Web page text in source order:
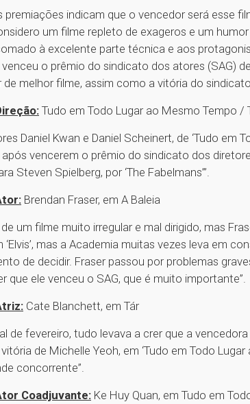
premiações indicam que o vencedor será esse
um filme repleto de exageros e um
à excelente parte técnica e aos
venceu o prêmio do sindicato dos atores (SAG)
melhor filme, assim como a vitória do
Tudo em Todo Lugar ao Mesmo Tempo /
Daniel Kwan e Daniel Scheinert, de ‘Tudo em
vencerem o prêmio do sindicato dos
Steven Spielberg, por ‘The Fabelmans’”.
Brendan Fraser, em A Baleia
de um filme muito irregular e mal dirigido, mas
‘Elvis’, mas a Academia muitas vezes leva em
de decidir. Fraser passou por problemas
que ele venceu o SAG, que é muito importante”.
Cate Blanchett, em Tár
de fevereiro, tudo levava a crer que a vencedora
de Michelle Yeoh, em ‘Tudo em Todo
concorrente”.
Coadjuvante: Ke Huy Quan, em Tudo em